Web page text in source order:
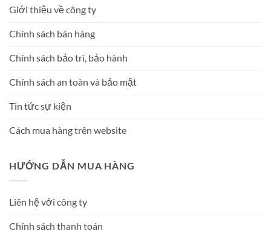
Giới thiệu về công ty
Chính sách bán hàng
Chính sách bảo trì, bảo hành
Chính sách an toàn và bảo mật
Tin tức sự kiện
Cách mua hàng trên website
HƯỚNG DẪN MUA HÀNG
Liên hệ với công ty
Chính sách thanh toán